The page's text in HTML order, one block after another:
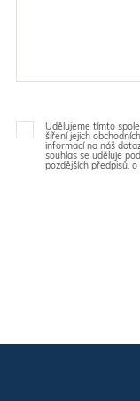
Udělujeme tímto
šíření jejich
informací na náš
souhlas se uděluje
pozdějších předpisů,